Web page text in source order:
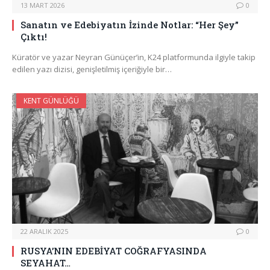
13 MART 2026 0
Sanatın ve Edebiyatın İzinde Notlar: “Her Şey”
Çıktı!
Küratör ve yazar Neyran Günüçer’in, K24 platformunda ilgiyle takip
edilen yazı dizisi, genişletilmiş içeriğiyle bir…
KENT GÜNLÜĞÜ
22 ARALIK 2025 0
RUSYA’NIN EDEBİYAT COĞRAFYASINDA
SEYAHAT…